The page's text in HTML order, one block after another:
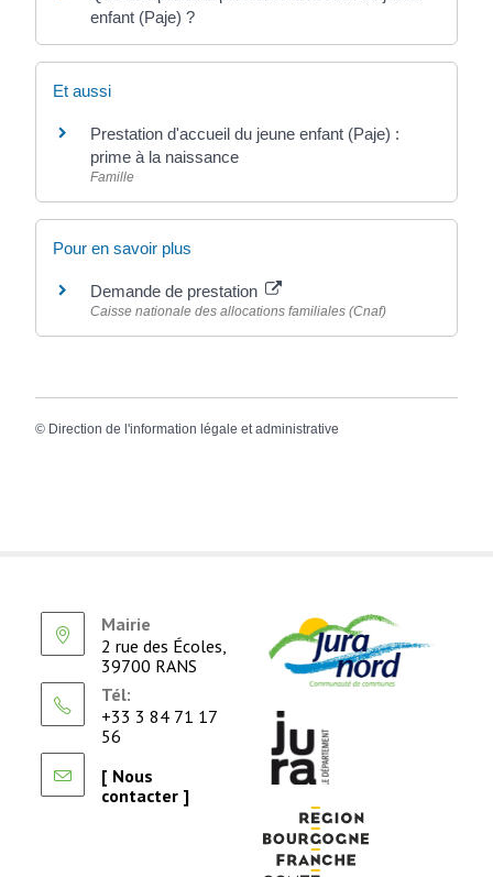
enfant (Paje) ?
Et aussi
Prestation d'accueil du jeune enfant (Paje) :
prime à la naissance
Famille
Pour en savoir plus
Demande de prestation
Caisse nationale des allocations familiales (Cnaf)
© Direction de l'information légale et administrative
Mairie
2 rue des Écoles,
39700 RANS
Tél:
+33 3 84 71 17
56
[ Nous
contacter ]